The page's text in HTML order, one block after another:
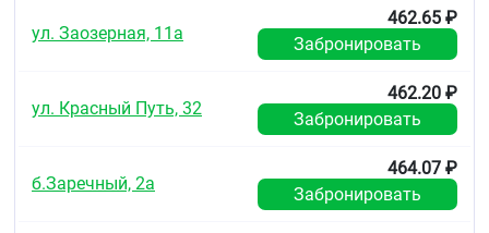
одновременном назначении барбитуратов,
дифенина, карбамазепина, рифампицина,
зидовудина и других индукторов микросомальных
ферментов печени.
Антидепрессанты, противопаркинсонические и
антипсихотические препараты, фенотиазиновые
производные повышают риск развития задержки
мочи, сухости во рту, запоров.
ул. Заозерная, 11а
462.65 ₽
Забронировать
ул. Красный Путь, 32
462.20 ₽
Забронировать
б.Заречный, 2а
464.07 ₽
Забронировать